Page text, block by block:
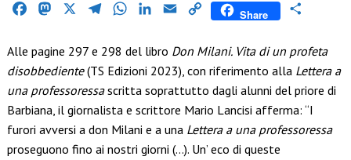
FacebookMastodon TelegramWhatsAppLinkedIn
Email Copy
Share
Alle pagine 297 e 298 del libro Don Milani. Vita di un profeta
disobbediente(TS Edizioni 2023), con riferimento alla Lettera a
una professoressascritta soprattutto dagli alunni del priore di
Barbiana, il giornalista e scrittore Mario Lancisi afferma: “I
furori avversi a don Milani e a una Lettera a una professoressa
proseguono fino ai nostri giorni (…). Un’ eco di queste